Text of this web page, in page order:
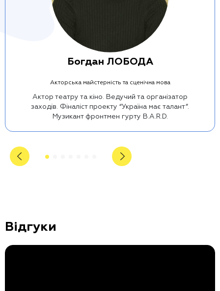
Богдан ЛОБОДА
Акторська майстерність та сценічна мова
Актор театру та кіно. Ведучий та організатор
заходів. Фіналіст проекту “Україна має талант”.
Музикант фронтмен гурту B.A.R.D.
Відгуки